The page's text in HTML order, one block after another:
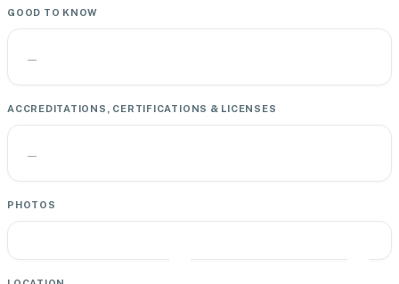
GOOD TO KNOW
—
ACCREDITATIONS, CERTIFICATIONS & LICENSES
—
PHOTOS